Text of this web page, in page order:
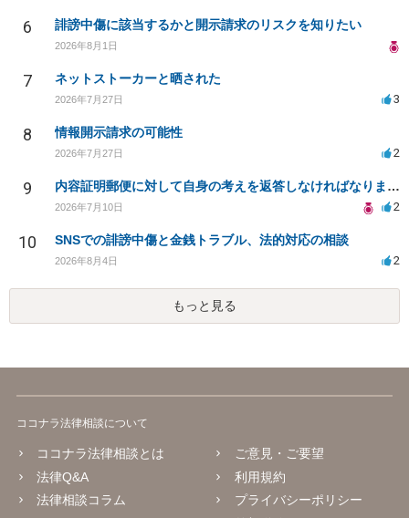
6 誹謗中傷に該当するかと開示請求のリスクを知りたい
2026年8月1日
7 ネットストーカーと晒された
2026年7月27日 3
8 情報開示請求の可能性
2026年7月27日 2
9 内容証明郵便に対して自身の考えを返答しなければなりませんか？
2026年7月10日 2
10 SNSでの誹謗中傷と金銭トラブル、法的対応の相談
2026年8月4日 2
もっと見る
ココナラ法律相談について
ココナラ法律相談とは
法律Q&A
法律相談コラム
ご意見・ご要望
利用規約
プライバシーポリシー